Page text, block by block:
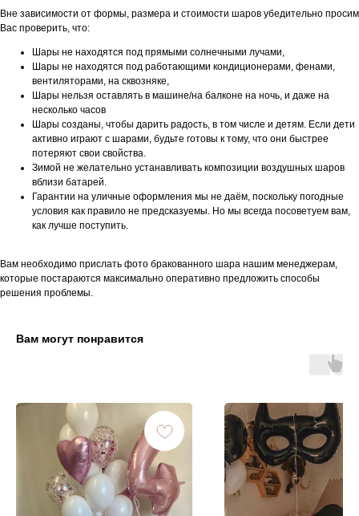
Вне зависимости от формы, размера и стоимости шаров убедительно просим
Вас проверить, что:
Шары не находятся под прямыми солнечными лучами,
Шары не находятся под работающими кондиционерами, фенами,
вентиляторами, на сквозняке,
Шары нельзя оставлять в машине/на балконе на ночь, и даже на
несколько часов
Шары созданы, чтобы дарить радость, в том числе и детям. Если дети
активно играют с шарами, будьте готовы к тому, что они быстрее
потеряют свои свойства.
Зимой не желательно устанавливать композиции воздушных шаров
вблизи батарей.
Гарантии на уличные оформления мы не даём, поскольку погодные
условия как правило не предсказуемы. Но мы всегда посоветуем вам,
как лучше поступить.
Вам необходимо прислать фото бракованного шара нашим менеджерам,
которые постараются максимально оперативно предложить способы
решения проблемы.
Вам могут понравится